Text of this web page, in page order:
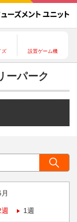
ズ 設置ゲーム機
ーパーク
週 1週